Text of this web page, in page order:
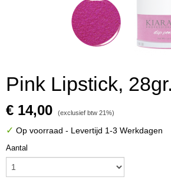
Pink Lipstick,
€ 14,00 (exclusief btw 21%)
✓ Op voorraad - Levertijd 1-3 Werkdagen
Aantal